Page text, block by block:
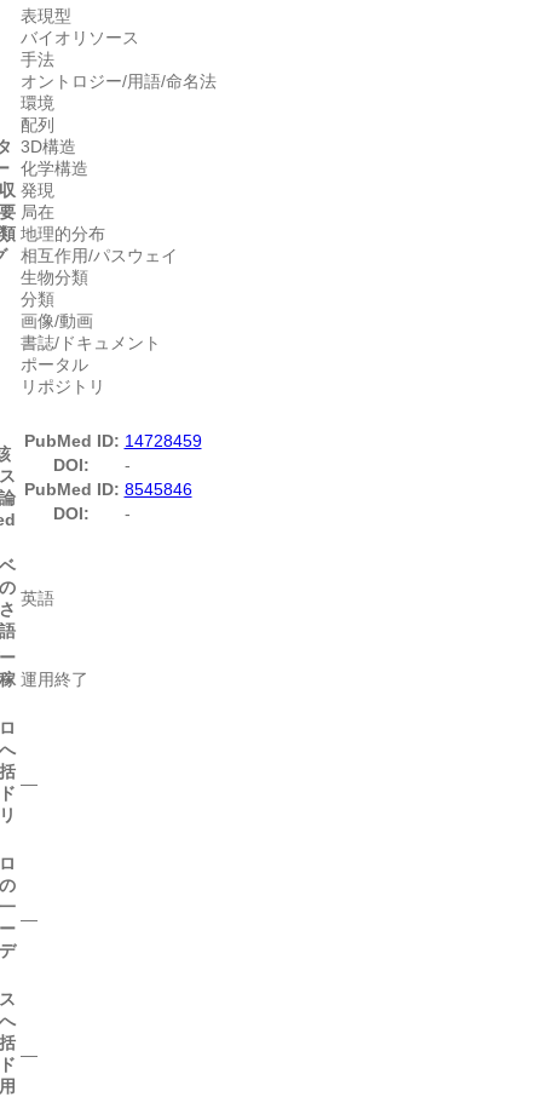
表現型
バイオリソース
手法
オントロジー/用語/命名法
環境
配列
3D構造
化学構造
発現
局在
地理的分布
相互作用/パスウェイ
生物分類
分類
画像/動画
書誌/ドキュメント
ポータル
リポジトリ
PubMed ID: 14728459
DOI:
-
PubMed ID: 8545846
DOI:
-
英語
運用終了
―
―
―